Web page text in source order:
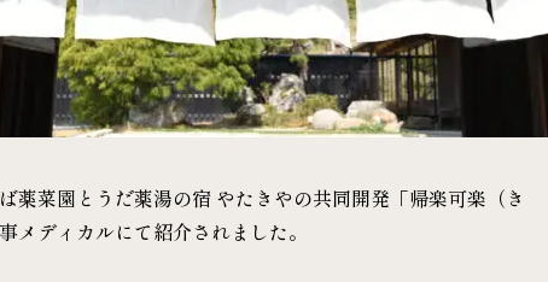
薬菜園とうだ薬湯の宿 やたきやの共同開発「帰楽可楽（き
メディカルにて紹介されました。